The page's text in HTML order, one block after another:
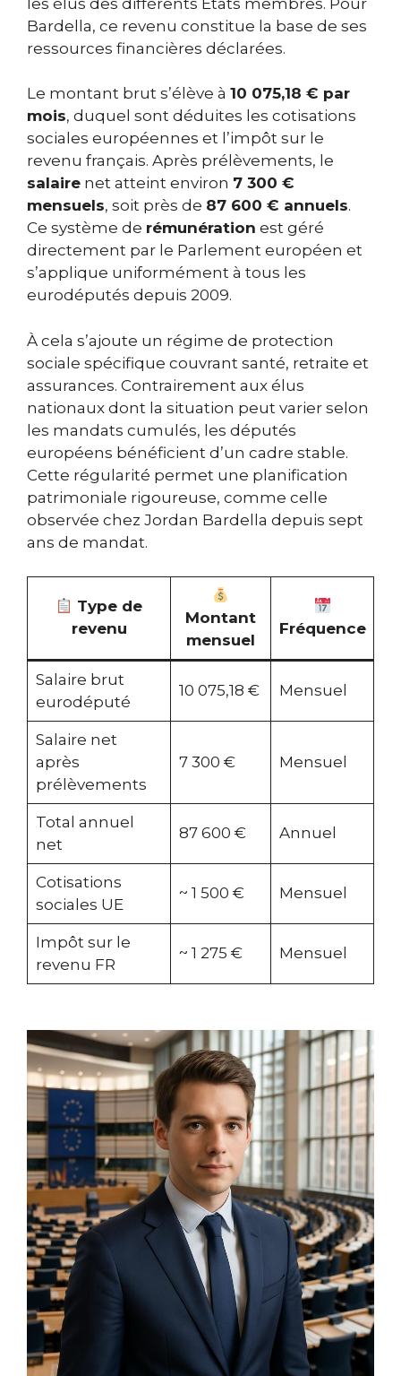
Bardella, ce revenu constitue la base de ses
ressources financières déclarées.
Le montant brut s’élève à 10 075,18 € par
mois, duquel sont déduites les cotisations
sociales européennes et l’impôt sur le
revenu français. Après prélèvements, le
salaire net atteint environ 7 300 €
mensuels, soit près de 87 600 € annuels.
Ce système de rémunération est géré
directement par le Parlement européen et
s’applique uniformément à tous les
eurodéputés depuis 2009.
À cela s’ajoute un régime de protection
sociale spécifique couvrant santé, retraite et
assurances. Contrairement aux élus
nationaux dont la situation peut varier selon
les mandats cumulés, les députés
européens bénéficient d’un cadre stable.
Cette régularité permet une planification
patrimoniale rigoureuse, comme celle
observée chez Jordan Bardella depuis sept
ans de mandat.
Type de
revenu
Montant
mensuel
Fréquence
Salaire brut
eurodéputé
10 075,18 € Mensuel
Salaire net
après
prélèvements
7 300 € Mensuel
Total annuel
net
87 600 € Annuel
Cotisations
sociales UE
~ 1 500 € Mensuel
Impôt sur le
revenu FR
~ 1 275 € Mensuel